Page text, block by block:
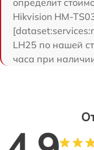
Hikvision HM-
LH25 по нашей
часа при